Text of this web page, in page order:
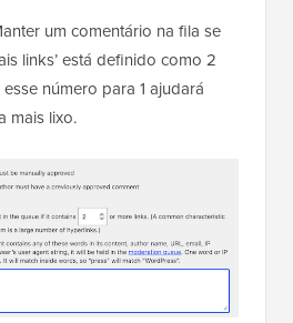
um comentário na fila se
links’ está definido como 2
número para 1 ajudará
mais lixo.